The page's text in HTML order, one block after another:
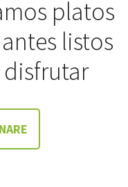
platos
listos
disfrutar